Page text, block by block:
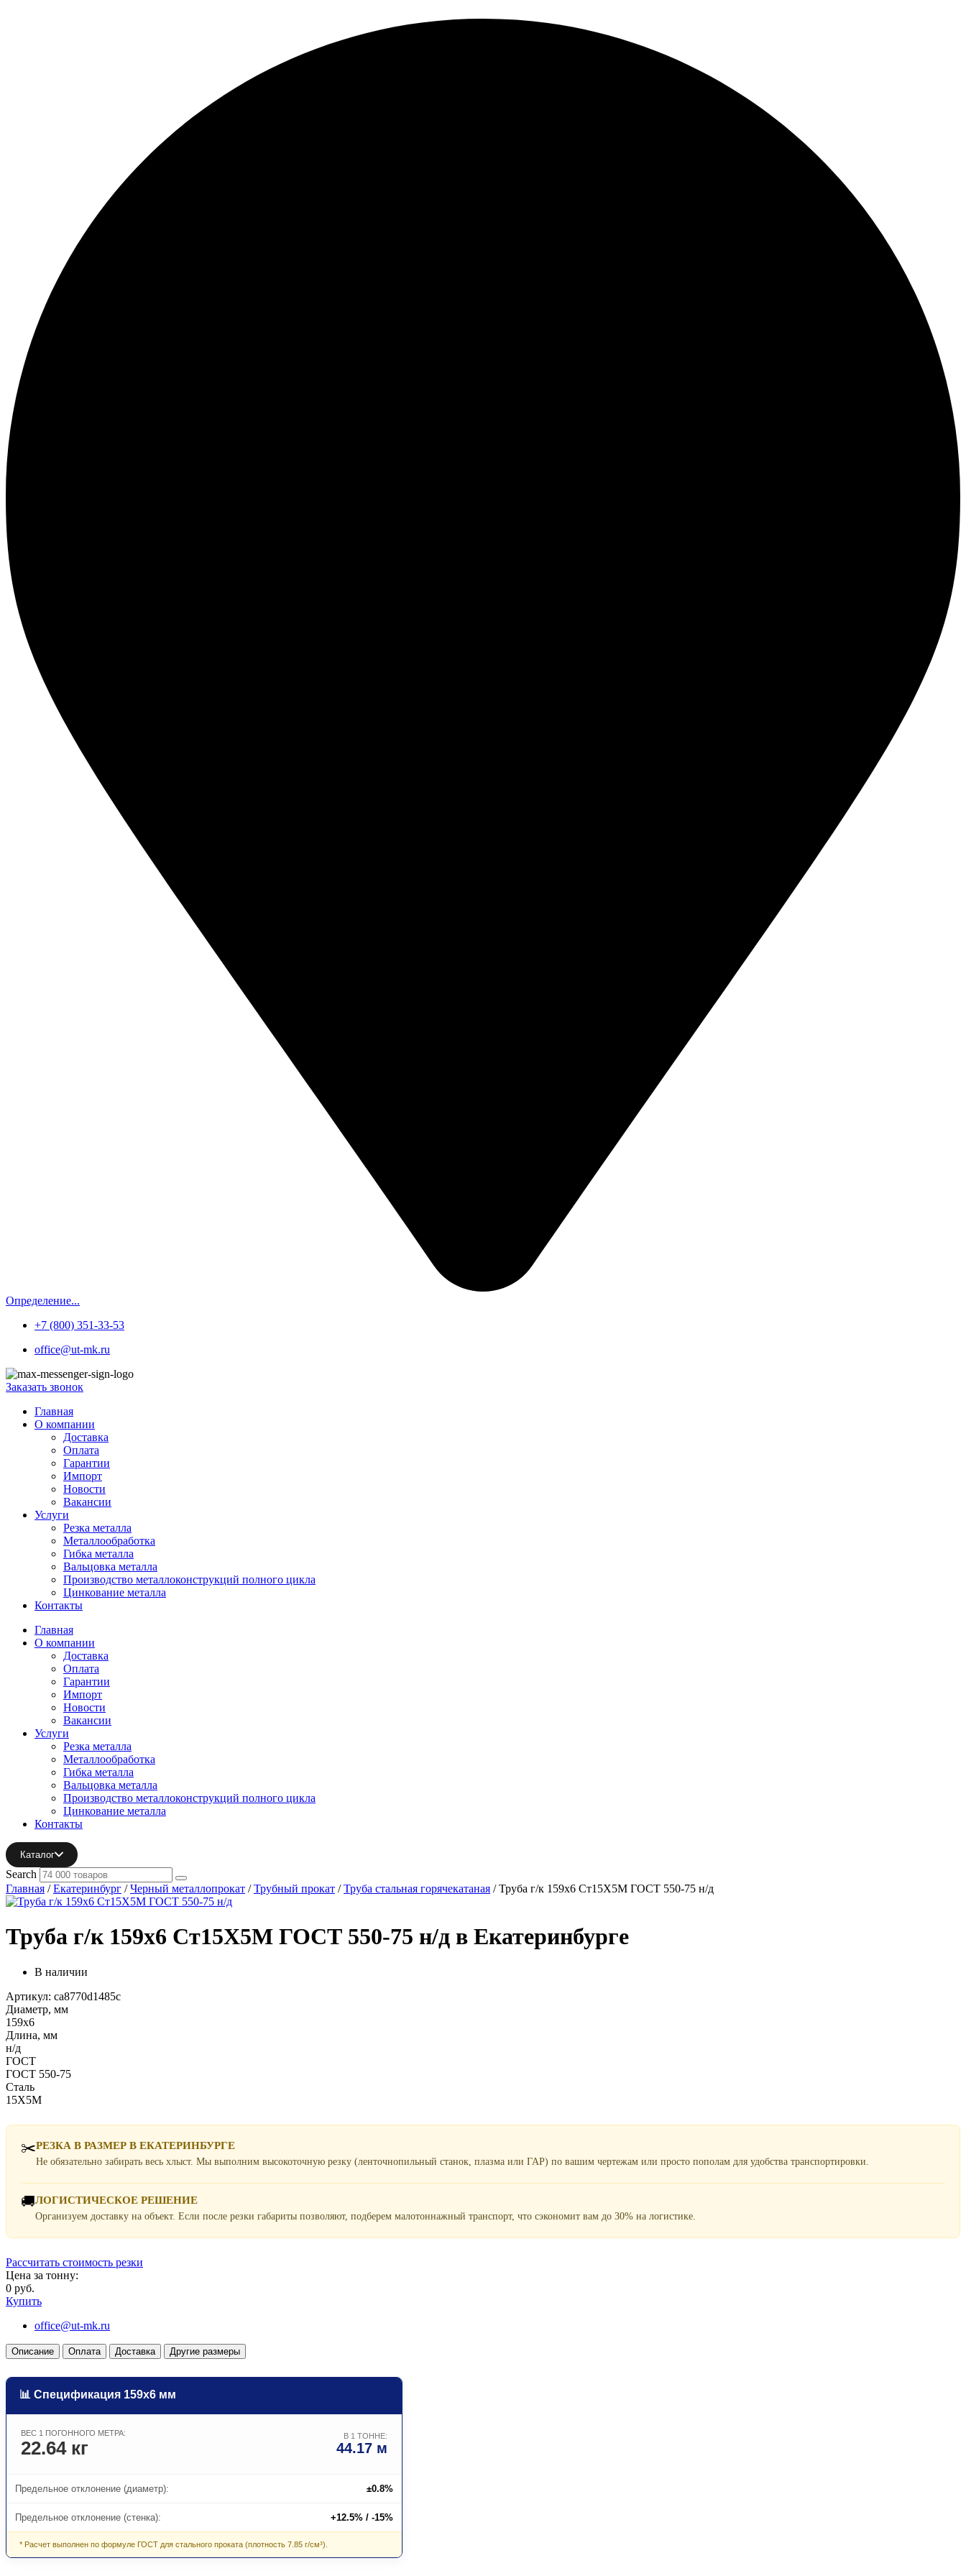
Определение...
+7 (800) 351-33-53
office@ut-mk.ru
Заказать звонок
Главная
О компании
Доставка
Оплата
Гарантии
Импорт
Новости
Вакансии
Услуги
Резка металла
Металлообработка
Гибка металла
Вальцовка металла
Производство металлоконструкций полного цикла
Цинкование металла
Контакты
Главная
О компании
Доставка
Оплата
Гарантии
Импорт
Новости
Вакансии
Услуги
Резка металла
Металлообработка
Гибка металла
Вальцовка металла
Производство металлоконструкций полного цикла
Цинкование металла
Контакты
Каталог
Search
Главная /Екатеринбург /Черный металлопрокат /Трубный прокат /Труба стальная горячекатаная / Труба г/к 159х6 Ст15Х5М ГОСТ 550-75 н/д
Труба г/к 159х6 Ст15Х5М ГОСТ 550-75 н/д в Екатеринбурге
В наличии
Артикул: ca8770d1485c
Диаметр, мм
159х6
Длина, мм
н/д
ГОСТ
ГОСТ 550-75
Сталь
15Х5М
✂️РЕЗКА В РАЗМЕР В ЕКАТЕРИНБУРГЕ
Не обязательно забирать весь хлыст. Мы выполним высокоточную резку (ленточнопильный станок, плазма или ГАР) по вашим чертежам или просто пополам для удобства транспортировки.
🚚ЛОГИСТИЧЕСКОЕ РЕШЕНИЕ
Организуем доставку на объект. Если после резки габариты позволяют, подберем малотоннажный транспорт, что сэкономит вам до 30% на логистике.
Рассчитать стоимость резки
Цена за тонну:
0 руб.
Купить
office@ut-mk.ru
Описание Оплата Доставка Другие размеры
📊 Спецификация 159х6 мм
ВЕС 1 ПОГОННОГО МЕТРА:
22.64 кг
В 1 ТОННЕ:
44.17 м
Предельное отклонение (диаметр): ±0.8%
Предельное отклонение (стенка): +12.5% / -15%
* Расчет выполнен по формуле ГОСТ для стального проката (плотность 7.85 г/см³).